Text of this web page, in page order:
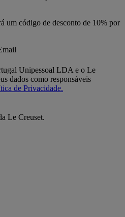
um código de desconto de 10% por
Unipessoal LDA e o Le
dados como responsáveis
de Privacidade.
Le Creuset.